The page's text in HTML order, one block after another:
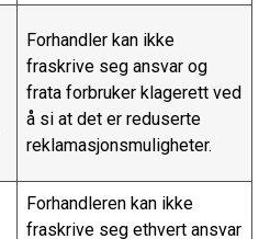
Forhandler kan ikke
fraskrive seg ansvar og
frata forbruker klagerett ved
å si at det er reduserte
reklamasjonsmuligheter.
Forhandleren kan ikke
fraskrive seg ethvert ansvar